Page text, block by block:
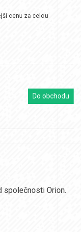
cenu za celou
Do obchodu
společnosti Orion.